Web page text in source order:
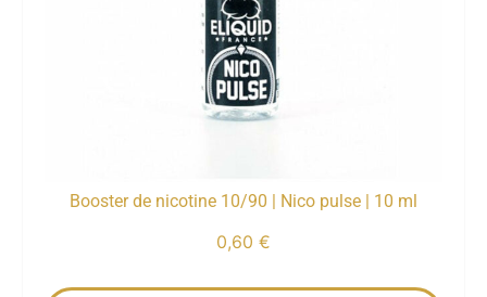
Booster de nicotine 10/90 | Nico pulse | 10 ml
0,60 €